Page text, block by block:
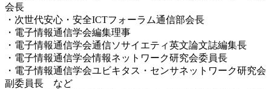
会長
・次世代安心・安全ICTフォーラム通信部会長
・電子情報通信学会編集理事
・電子情報通信学会通信ソサイエティ英文論文誌編集長
・電子情報通信学会情報ネットワーク研究会委員長
・電子情報通信学会ユビキタス・センサネットワーク研究会
副委員長 など